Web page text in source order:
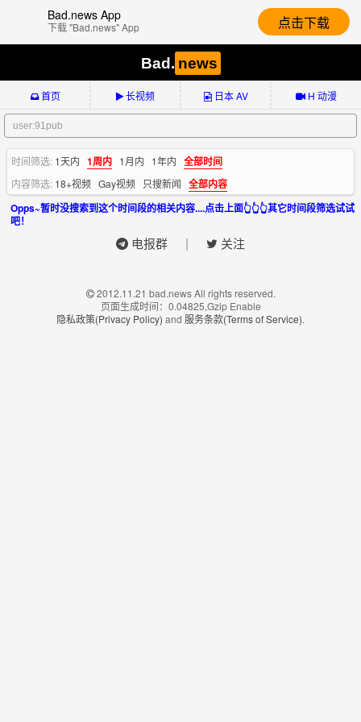
Bad.news App
下载 "Bad.news" App 点击下载
Bad. news
首页 长视频 日本 AV H 动漫
时间筛选: 1天内 1周内 1月内 1年内 全部时间
内容筛选: 18+视频 Gay视频 只搜新闻 全部内容
Opps~暂时没搜索到这个时间段的相关内容....点击上面👆👆👆其它时间段筛选试试
吧！
电报群 | 关注
2012.11.21 bad.news All rights reserved.
页面生成时间：0.04825,Gzip Enable
隐私政策(Privacy Policy) and 服务条款(Terms of Service).